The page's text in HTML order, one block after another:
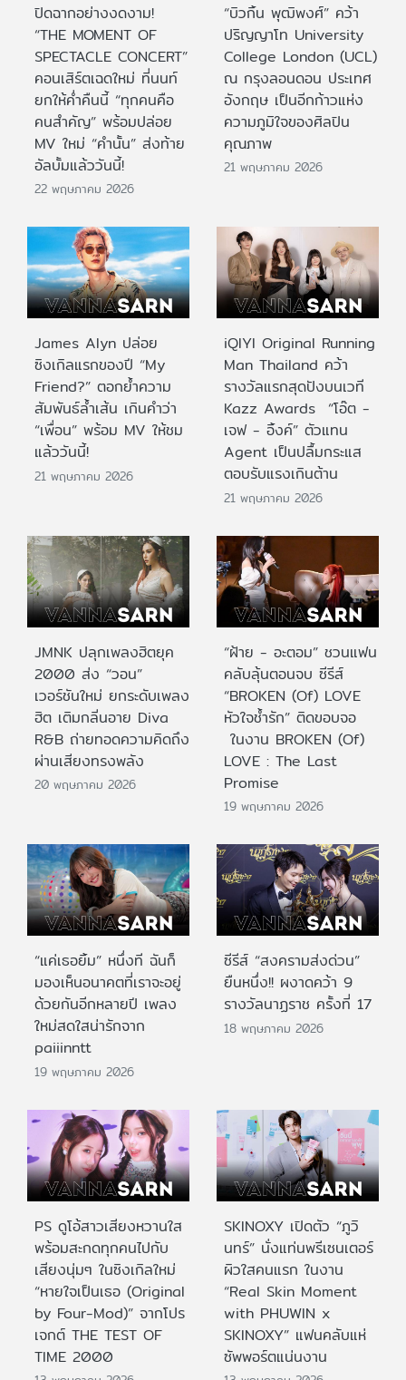
ปิดฉากอย่างงดงาม!
“THE MOMENT OF
SPECTACLE CONCERT”
คอนเสิร์ตเฉดใหม่ ที่นนท์
ยกให้ค่ำคืนนี้ “ทุกคนคือ
คนสำคัญ” พร้อมปล่อย
MV ใหม่ “คำนั้น” ส่งท้าย
อัลบั้มแล้ววันนี้!
22 พฤษภาคม 2026
“บิวกิ้น พุฒิพงศ์” คว้า
ปริญญาโท University
College London (UCL)
ณ กรุงลอนดอน ประเทศ
อังกฤษ เป็นอีกก้าวแห่ง
ความภูมิใจของศิลปิน
คุณภาพ
21 พฤษภาคม 2026
James Alyn ปล่อย
ซิงเกิลแรกของปี “My
Friend?” ตอกย้ำความ
สัมพันธ์ล้ำเส้น เกินคำว่า
“เพื่อน” พร้อม MV ให้ชม
แล้ววันนี้!
21 พฤษภาคม 2026
iQIYI Original Running
Man Thailand คว้า
รางวัลแรกสุดปังบนเวที
Kazz Awards “โอ๊ต -
เจฟ - อิ้งค์” ตัวแทน
Agent เป็นปลื้มกระแส
ตอบรับแรงเกินต้าน
21 พฤษภาคม 2026
JMNK ปลุกเพลงฮิตยุค
2000 ส่ง “วอน”
เวอร์ชันใหม่ ยกระดับเพลง
ฮิต เติมกลิ่นอาย Diva
R&B ถ่ายทอดความคิดถึง
ผ่านเสียงทรงพลัง
20 พฤษภาคม 2026
“ฝ้าย - อะตอม” ชวนแฟน
คลับลุ้นตอนจบ ซีรีส์
“BROKEN (Of) LOVE
หัวใจช้ำรัก” ติดขอบจอ
ในงาน BROKEN (Of)
LOVE : The Last
Promise
19 พฤษภาคม 2026
“แค่เธอยิ้ม” หนึ่งที ฉันก็
มองเห็นอนาคตที่เราจะอยู่
ด้วยกันอีกหลายปี เพลง
ใหม่สดใสน่ารักจาก
paiiinntt
19 พฤษภาคม 2026
ซีรีส์ “สงครามส่งด่วน”
ยืนหนึ่ง!! ผงาดคว้า 9
รางวัลนาฏราช ครั้งที่ 17
18 พฤษภาคม 2026
PS ดูโอ้สาวเสียงหวานใส
พร้อมสะกดทุกคนไปกับ
เสียงนุ่มๆ ในซิงเกิลใหม่
“หายใจเป็นเธอ (Original
by Four-Mod)” จากโปร
เจกต์ THE TEST OF
TIME 2000
SKINOXY เปิดตัว “ภูวิ
นทร์” นั่งแท่นพรีเซนเตอร์
ผิวใสคนแรก ในงาน
“Real Skin Moment
with PHUWIN x
SKINOXY” แฟนคลับแห่
ซัพพอร์ตแน่นงาน